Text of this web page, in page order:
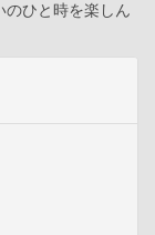
のひと時を楽しん